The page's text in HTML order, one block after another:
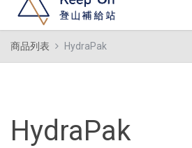
商品列表 HydraPak
HydraPak